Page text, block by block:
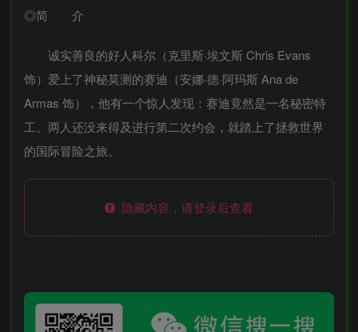
◎简 介
诚实善良的好人科尔（克里斯·埃文斯 Chris Evans
饰）爱上了神秘莫测的赛迪（安娜·德·阿玛斯 Ana de
Armas 饰），他有一个惊人发现：赛迪竟然是一名秘密特
工。两人还没来得及进行第二次约会，就踏上了拯救世界
的国际冒险之旅。
隐藏内容，请登录后查看